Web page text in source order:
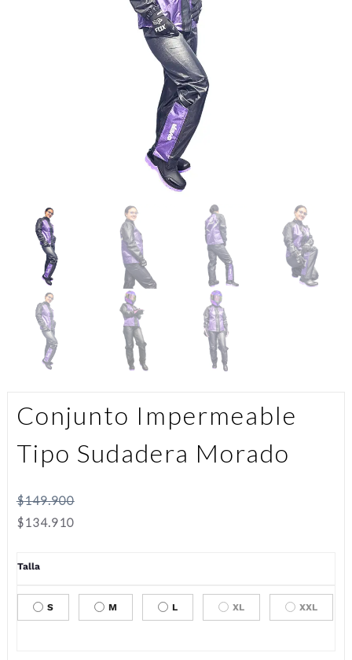
Conjunto Impermeable
Tipo Sudadera Morado
$149.900
$134.910
Talla
S M L XL XXL